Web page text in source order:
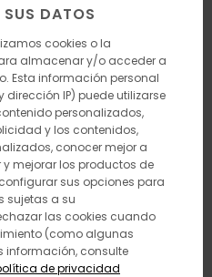
DATOS
cookies o la
almacenar y/o acceder a
Esta información personal
IP) puede utilizarse
personalizados,
y los contenidos,
conocer mejor a
mejorar los productos de
sus opciones para
sujetas a su
las cookies cuando
(como algunas
información, consulte
de privacidad